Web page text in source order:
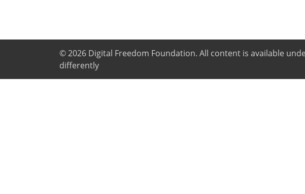
© 2026 Digital Freedom Foundation. All content is available
differently